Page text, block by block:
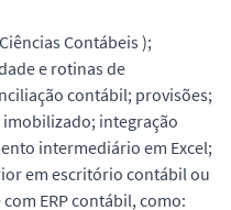
Contábeis );
e rotinas de
contábil; provisões;
integração
intermediário em Excel;
em escritório contábil ou
ERP contábil, como: